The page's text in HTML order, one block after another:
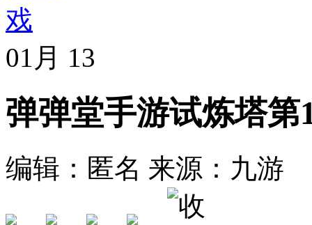
01月 13
弹弹堂手游试炼塔第
编辑：匿名 来源：九游